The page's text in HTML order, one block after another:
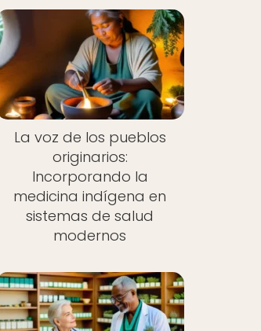
La voz de los pueblos
originarios:
Incorporando la
medicina indígena en
sistemas de salud
modernos